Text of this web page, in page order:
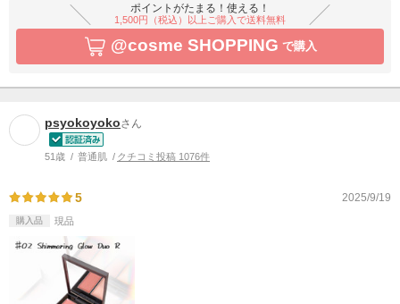
ポイントがたまる！使える！
1,500円（税込）以上ご購入で送料無料
@cosme SHOPPING で購入
psyokoyokoさん
51歳 普通肌 クチコミ投稿 1076件
5 2025/9/19
購入品 現品